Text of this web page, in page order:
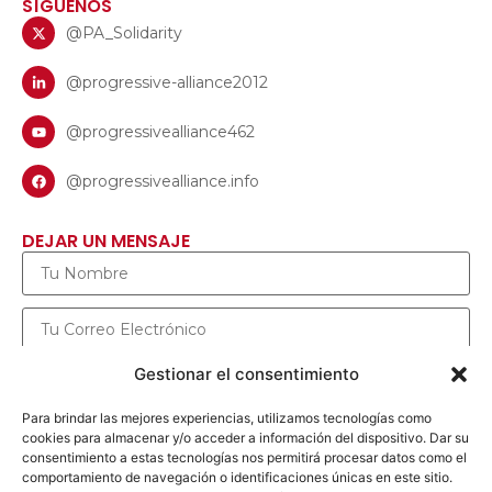
Gestionar el consentimiento
Para brindar las mejores experiencias, utilizamos tecnologías como
cookies para almacenar y/o acceder a información del dispositivo. Dar su
consentimiento a estas tecnologías nos permitirá procesar datos como el
comportamiento de navegación o identificaciones únicas en este sitio.
SÍGUENOS
@PA_Solidarity
@progressive-alliance2012
@progressivealliance462
@progressivealliance.info
DEJAR UN MENSAJE